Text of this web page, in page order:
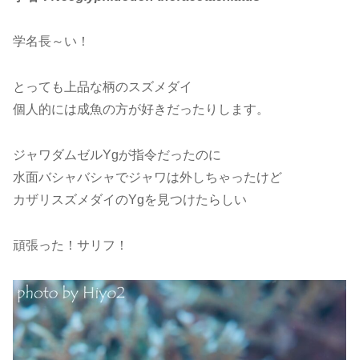
学名長～い！
とっても上品な柄のスズメダイ
個人的には成魚の方が好きだったりします。
ジャワダムゼルYgが指令だったのに
水面バシャバシャでジャワは外しちゃったけど
カザリスズメダイのYgを見つけたらしい
頑張った！サリフ！